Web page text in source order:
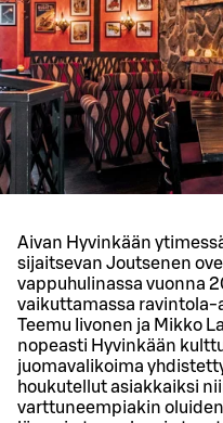
Aivan Hyvinkään
sijaitsevan Joutsenen
vappuhulinassa vuonna
vaikuttamassa
Teemu Iivonen ja Mikko
nopeasti Hyvinkään
juomavalikoima
houkutellut asiakkaiksi
varttuneempiakin